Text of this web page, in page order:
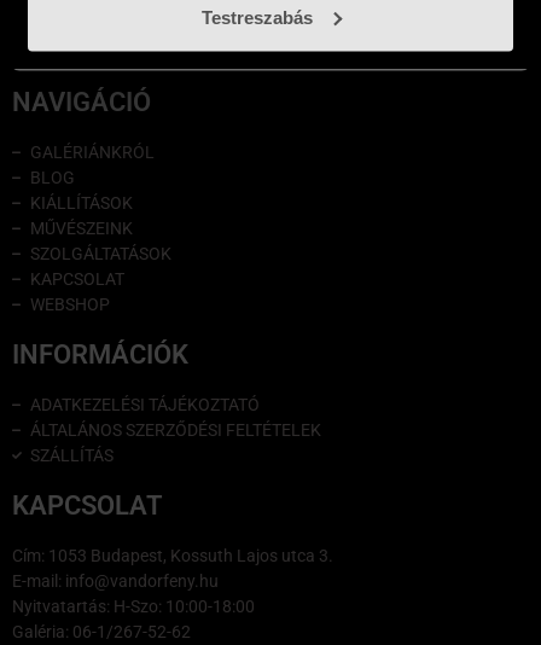
Testreszabás
NAVIGÁCIÓ
GALÉRIÁNKRÓL
BLOG
KIÁLLÍTÁSOK
MŰVÉSZEINK
SZOLGÁLTATÁSOK
KAPCSOLAT
WEBSHOP
INFORMÁCIÓK
ADATKEZELÉSI TÁJÉKOZTATÓ
ÁLTALÁNOS SZERZŐDÉSI FELTÉTELEK
SZÁLLÍTÁS
KAPCSOLAT
Cím: 1053 Budapest, Kossuth Lajos utca 3.
E-mail: info@vandorfeny.hu
Nyitvatartás: H-Szo: 10:00-18:00
Galéria: 06-1/267-52-62